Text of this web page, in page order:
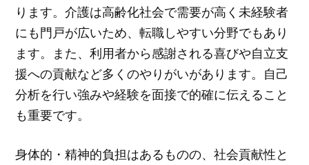
ります。介護は高齢化社会で需要が高く未経験者
にも門戸が広いため、転職しやすい分野でもあり
ます。また、利用者から感謝される喜びや自立支
援への貢献など多くのやりがいがあります。自己
分析を行い強みや経験を面接で的確に伝えること
も重要です。
身体的・精神的負担はあるものの、社会貢献性と